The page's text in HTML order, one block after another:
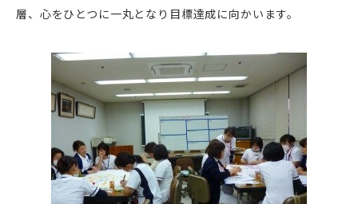
層、心をひとつに一丸となり目標達成に向かいます。